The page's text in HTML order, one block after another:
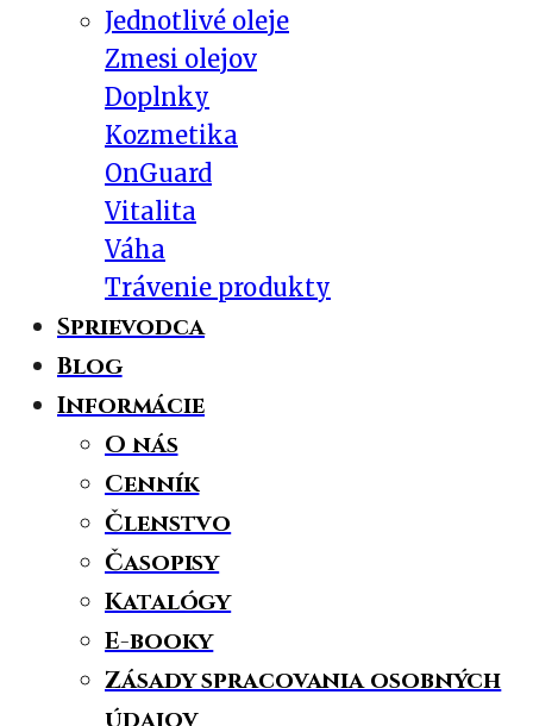
Jednotlivé oleje
Zmesi olejov
Doplnky
Kozmetika
OnGuard
Vitalita
Váha
Trávenie produkty
Sprievodca
Blog
Informácie
O nás
Cenník
Členstvo
Časopisy
Katalógy
E-booky
Zásady spracovania osobných
údajov